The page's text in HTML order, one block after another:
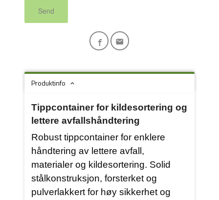
Send
Produktinfo
Tippcontainer for kildesortering og
lettere avfallshåndtering
Robust tippcontainer for enklere
håndtering av lettere avfall,
materialer og kildesortering. Solid
stålkonstruksjon, forsterket og
pulverlakkert for høy sikkerhet og